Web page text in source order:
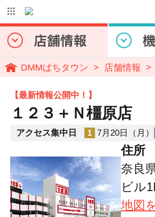
DMMぱちタウン 店舗情報
【最新情報公開中！】
１２３＋Ｎ橿原店
アクセス集中日 1 7月20日（月）
住所
奈良
ビル
地図